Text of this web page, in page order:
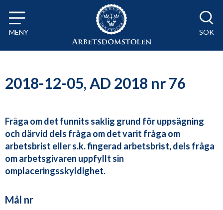
Till innehåll på sidan x
MENY SÖK
2018-12-05, AD 2018 nr 76
Fråga om det funnits saklig grund för uppsägning
och därvid dels fråga om det varit fråga om
arbetsbrist eller s.k. fingerad arbetsbrist, dels fråga
om arbetsgivaren uppfyllt sin
omplaceringsskyldighet.
Mål nr